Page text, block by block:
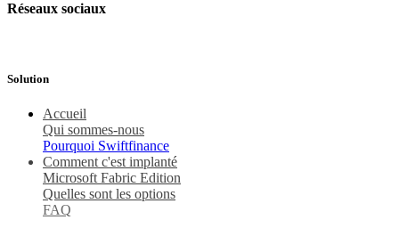
Réseaux sociaux
Solution
Accu​eil
Qui sommes-nous
Pourquoi Swiftfinance
Comment c'est implanté
Microsoft Fabric Edition
Quelles sont les options
FAQ